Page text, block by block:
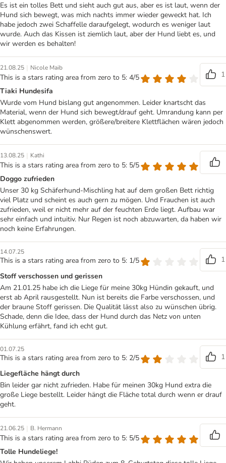
Es ist ein tolles Bett und sieht auch gut aus, aber es ist laut, wenn der
Hund sich bewegt, was mich nachts immer wieder geweckt hat. Ich
habe jedoch zwei Schaffelle daraufgelegt, wodurch es weniger laut
wurde. Auch das Kissen ist ziemlich laut, aber der Hund liebt es, und
wir werden es behalten!
21.08.25 | Nicole Maib
This is a stars rating area from zero to 5: 4/5
1
Tiaki Hundesifa
Wurde vom Hund bislang gut angenommen. Leider knartscht das
Material, wenn der Hund sich bewegt/drauf geht. Umrandung kann per
Klett abgenommen werden, größere/breitere Klettflächen wären jedoch
wünschenswert.
13.08.25 | Kathi
This is a stars rating area from zero to 5: 5/5
Doggo zufrieden
Unser 30 kg Schäferhund-Mischling hat auf dem großen Bett richtig
viel Platz und scheint es auch gern zu mögen. Und Frauchen ist auch
zufrieden, weil er nicht mehr auf der feuchten Erde liegt. Aufbau war
sehr einfach und intuitiv. Nur Regen ist noch abzuwarten, da haben wir
noch keine Erfahrungen.
14.07.25
This is a stars rating area from zero to 5: 1/5
1
Stoff verschossen und gerissen
Am 21.01.25 habe ich die Liege für meine 30kg Hündin gekauft, und
erst ab April rausgestellt. Nun ist bereits die Farbe verschossen, und
der braune Stoff gerissen. Die Qualität lässt also zu wünschen übrig.
Schade, denn die Idee, dass der Hund durch das Netz von unten
Kühlung erfährt, fand ich echt gut.
01.07.25
This is a stars rating area from zero to 5: 2/5
1
Liegefläche hängt durch
Bin leider gar nicht zufrieden. Habe für meinen 30kg Hund extra die
große Liege bestellt. Leider hängt die Fläche total durch wenn er drauf
geht.
21.06.25 | B. Hermann
This is a stars rating area from zero to 5: 5/5
Tolle Hundeliege!